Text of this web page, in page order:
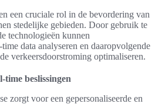
een cruciale rol in de bevordering van
stedelijke gebieden. Door gebruik te
technologieën kunnen
data analyseren en daaropvolgende
verkeersdoorstroming optimaliseren.
time beslissingen
zorgt voor een gepersonaliseerde en